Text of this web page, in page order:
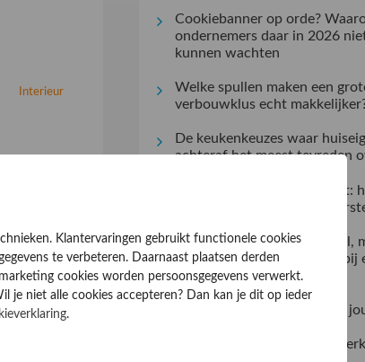
Interieur
Cookiebanner op orde?
ondernemers daar in 2026
kunnen wachten
Welke spullen maken een
verbouwklus echt
De keukenkeuzes waar
achteraf het meest tevreden
Kleine gebaren, groot effect:
aandacht de klantrelatie
Klantervaringen zeggen veel,
alles: dit controleert u zelf bij
aanbieder
Kies de ideale werkjas voor
Verzuimmanagement dat
Klantervaringen gebruikt functionele cookies
te verbeteren. Daarnaast plaatsen derden
cookies worden persoonsgegevens verwerkt.
je niet alle cookies accepteren? Dan kan je dit op ieder
.